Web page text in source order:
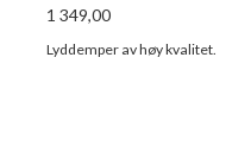
1 349,00
Lyddemper av høy kvalitet.